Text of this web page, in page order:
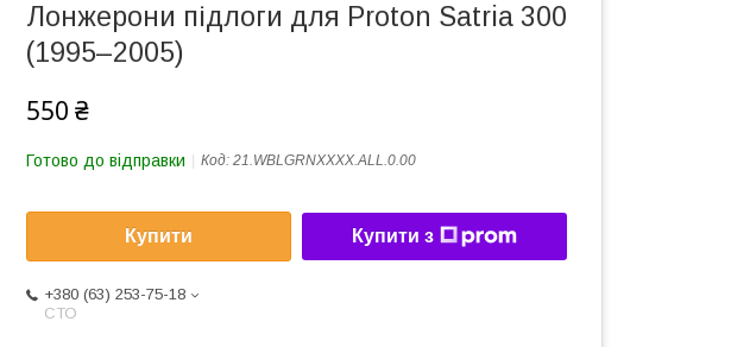
Лонжерони підлоги для Proton Satria 300
(1995–2005)
550 ₴
Готово до відправки Код: 21.WBLGRNXXXX.ALL.0.00
Купити Купити з
+380 (63) 253-75-18
СТО